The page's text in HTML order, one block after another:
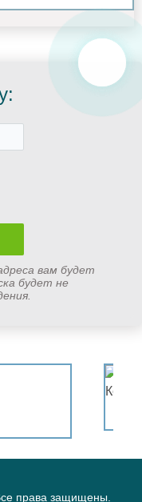
вам будет
будет не
права защищены.